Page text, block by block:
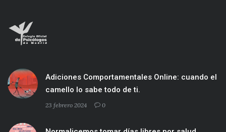
Adiciones Comportamentales Online: cuando el
camello lo sabe todo de ti.
23 febrero 2024 0